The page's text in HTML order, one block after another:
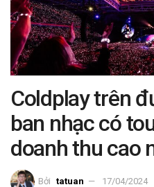
Coldplay trên
ban nhạc có
doanh thu cao
Bởi tatuan 17/04/2024